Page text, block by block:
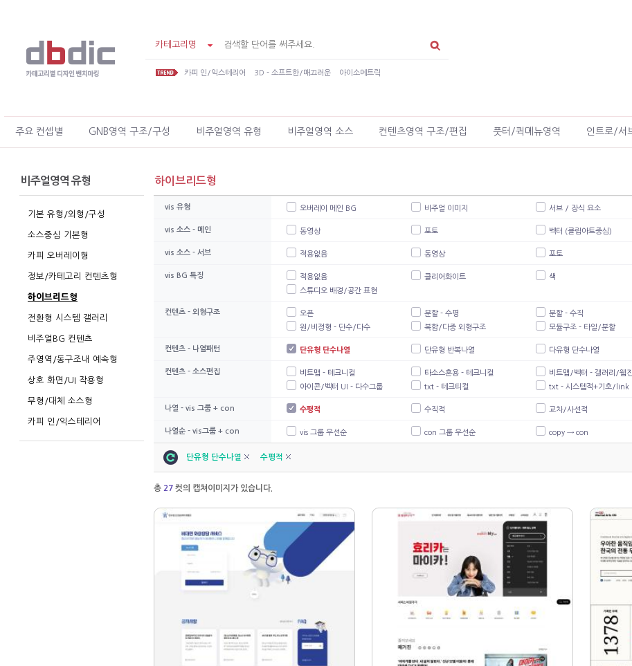
카테고리명
카피 인/익스테리어 3D - 소프트한/매끄러운 아이소메트릭
주요 컨셉별 GNB영역 구조/구성 비주얼영역 유형 비주얼영역 소스 컨텐츠영역 구조/편집 풋터/퀵메뉴영역 인트로/서
비주얼영역 유형
기본 유형/외형/구성
소스중심 기본형
카피 오버레이형
정보/카테고리 컨텐츠형
하이브리드형
전환형 시스템 갤러리
비주얼BG 컨텐츠
주영역/동구조내 예속형
상호 화면/UI 작용형
무형/대체 소스형
카피 인/익스테리어
하이브리드형
vis 유형 오버레이 메인 BG 비주얼 이미지 서브 / 장식 요소
vis 소스 - 메인 동영상 포토 벡터 (클립아트중심)
vis 소스 - 서브 적용없음 동영상 포토
vis BG 특징 적용없음 클리어화이트 색
스튜디오 배경/공간 표현
컨텐츠 - 외형구조 오픈 분할 - 수평 분할 - 수직
원/비정형 - 단수/다수
복합/다중 외형구조 모듈구조 - 타일/분할
컨텐츠 - 나열패턴 단유형 단수나열 단유형 반복나열 다유형 단수나열
컨텐츠 - 소스편집 비트맵 - 테크니컬 타소스혼용 - 테크니컬 비트맵/벡터 - 갤러리/웹
아이콘/벡터 UI - 다수그룹
txt - 테크티컬 txt - 시스템적+기호/link
나열 - vis 그룹 + con 수평적 수직적 교차/사선적
나열순 - vis그룹 + con vis 그룹 우선순 con 그룹 우선순 copy → con
단유형 단수나열 수평적
총 27 컷의 캡쳐이미지가 있습니다.